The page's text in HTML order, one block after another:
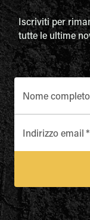
Iscriviti per
tutte le ultime
Nome completo
Indirizzo email *